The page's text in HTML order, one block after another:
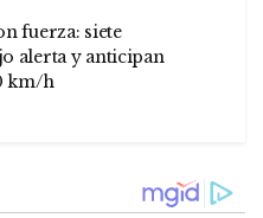
fuerza: siete
alerta y anticipan
km/h